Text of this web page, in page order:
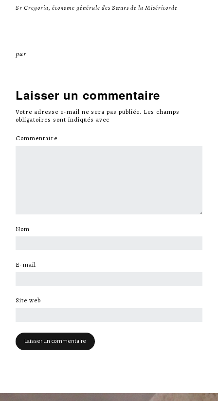
Sr Gregoria, économe générale des Sœurs de la Miséricorde
par
Laisser un commentaire
Votre adresse e-mail ne sera pas publiée. Les champs
obligatoires sont indiqués avec
Commentaire
Nom
E-mail
Site web